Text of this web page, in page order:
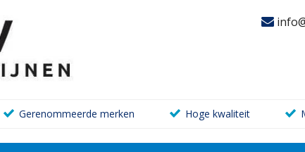
Gerenommeerde merken Hoge kwaliteit